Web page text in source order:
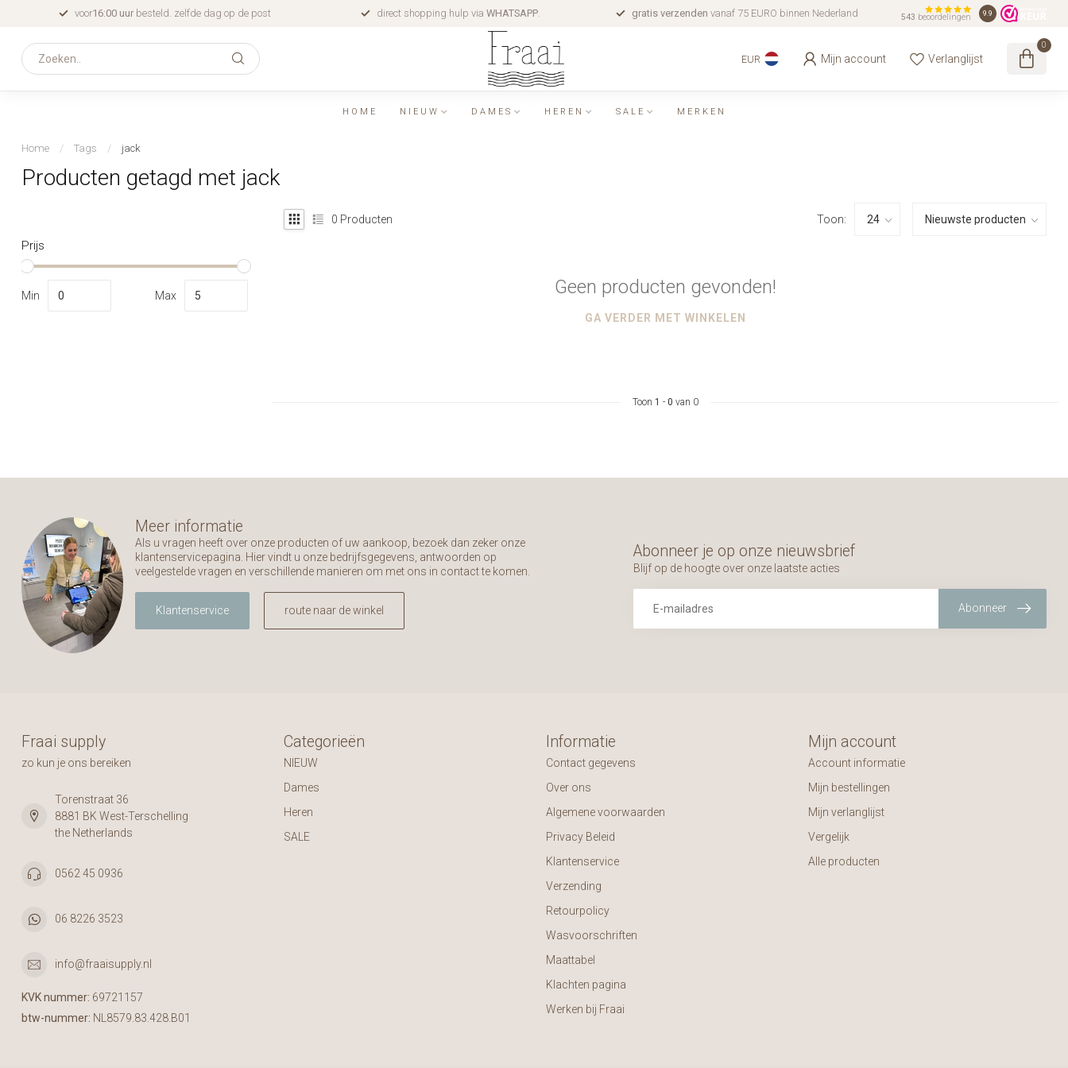
voor16:00 uur besteld. zelfde dag op de post direct shopping hulp via WHATSAPP. gratis verzenden vanaf 75 EURO binnen Nederland 543 beoordelingen 9.9
EUR Mijn account Verlanglijst
0
HOME NIEUW DAMES HEREN SALE MERKEN
Home / Tags / jack
Producten getagd met jack
Prijs
Min Max
0 Producten Toon:
Geen producten gevonden!
GA VERDER MET WINKELEN
Toon 1 - 0 van 0
Meer informatie
Als u vragen heeft over onze producten of uw aankoop, bezoek dan zeker onze
klantenservicepagina. Hier vindt u onze bedrijfsgegevens, antwoorden op
veelgestelde vragen en verschillende manieren om met ons in contact te komen.
Klantenservice route naar de winkel
Abonneer je op onze nieuwsbrief
Blijf op de hoogte over onze laatste acties
Abonneer
Fraai supply
zo kun je ons bereiken
Torenstraat 36
8881 BK West-Terschelling
the Netherlands
0562 45 0936
06 8226 3523
info@fraaisupply.nl
KVK nummer: 69721157
btw-nummer: NL8579.83.428.B01
Categorieën
NIEUW
Dames
Heren
SALE
Informatie
Contact gegevens
Over ons
Algemene voorwaarden
Privacy Beleid
Klantenservice
Verzending
Retourpolicy
Wasvoorschriften
Maattabel
Klachten pagina
Werken bij Fraai
Mijn account
Account informatie
Mijn bestellingen
Mijn verlanglijst
Vergelijk
Alle producten